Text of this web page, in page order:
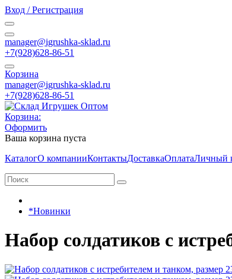
Вход / Регистрация
manager@igrushka-sklad.ru
+7(928)628-86-51
Корзина
manager@igrushka-sklad.ru
+7(928)628-86-51
Корзина:
Оформить
Ваша корзина пуста
КаталогО компанииКонтактыДоставкаОплатаЛичный
*Новинки
Набор солдатиков с